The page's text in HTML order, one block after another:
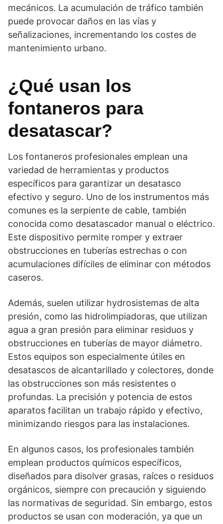
mecánicos. La acumulación de tráfico también
puede provocar daños en las vías y
señalizaciones, incrementando los costes de
mantenimiento urbano.
¿Qué usan los
fontaneros para
desatascar?
Los fontaneros profesionales emplean una
variedad de herramientas y productos
específicos para garantizar un desatasco
efectivo y seguro. Uno de los instrumentos más
comunes es la serpiente de cable, también
conocida como desatascador manual o eléctrico.
Este dispositivo permite romper y extraer
obstrucciones en tuberías estrechas o con
acumulaciones difíciles de eliminar con métodos
caseros.
Además, suelen utilizar hydrosistemas de alta
presión, como las hidrolimpiadoras, que utilizan
agua a gran presión para eliminar residuos y
obstrucciones en tuberías de mayor diámetro.
Estos equipos son especialmente útiles en
desatascos de alcantarillado y colectores, donde
las obstrucciones son más resistentes o
profundas. La precisión y potencia de estos
aparatos facilitan un trabajo rápido y efectivo,
minimizando riesgos para las instalaciones.
En algunos casos, los profesionales también
emplean productos químicos específicos,
diseñados para disolver grasas, raíces o residuos
orgánicos, siempre con precaución y siguiendo
las normativas de seguridad. Sin embargo, estos
productos se usan con moderación, ya que un